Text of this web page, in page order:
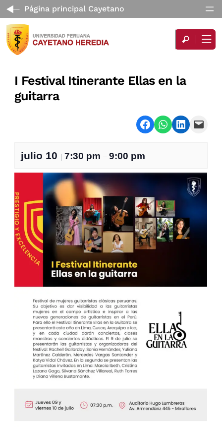
Página principal Cayetano
I Festival Itinerante Ellas en la
guitarra
Share on Facebook
Share on WhatsApp
Share onEmail this Page
julio 10 |7:30 pm–9:00 pm